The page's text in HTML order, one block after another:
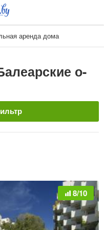
аренда дома
о-
8/10